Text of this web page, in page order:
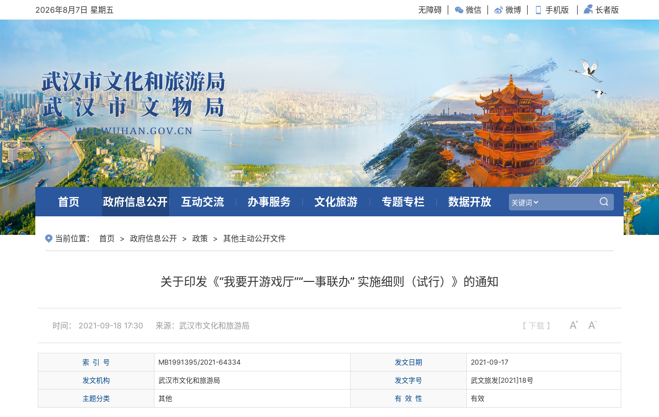
2026年8月7日 星期五 无障碍 微信 微博 手机版 长者版
首页 政府信息公开 互动交流 办事服务 文化旅游 专题专栏 数据开放
当前位置： 首页 > 政府信息公开 > 政策 > 其他主动公开文件
关于印发《“我要开游戏厅”“一事联办” 实施细则（试行）》的通知
【 下载 】
时间： 2021-09-18 17:30 来源：武汉市文化和旅游局
索 引 号 MB1991395/2021-64334 发文日期 2021-09-17
发文机构 武汉市文化和旅游局 发文字号 武文旅发[2021]18号
主题分类 其他 有 效 性 有效